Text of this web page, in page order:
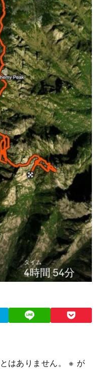
はありません。 ※ が